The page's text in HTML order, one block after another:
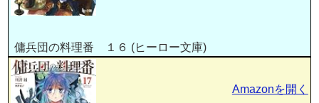
傭兵団の料理番 １６ (ヒーロー文庫)
Amazonを開く